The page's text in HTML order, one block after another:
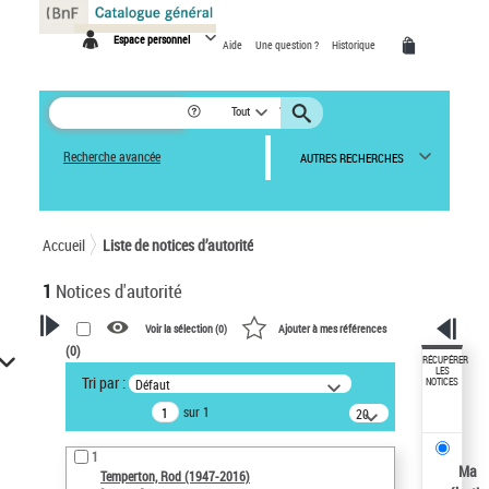
Espace personnel Aide Une question ? Historique
Tout
Recherche avancée AUTRES RECHERCHES
Accueil Liste de notices d’autorité
1 Notices d'autorité
VOTRE RECHERCHE
Recherche avancée dans les
notices d’autorité
Œuvres liées à l'auteur :
Temperton, Rod (1947-2016)
Voir la sélection (0) Ajouter à mes références
(0)
Tri par : Défaut
sur 1
20
résultats/page
1
Temperton, Rod (1947-2016)
RÉCUPÉRER
LES
NOTICES
Ma
Panneau de gestion des cookies